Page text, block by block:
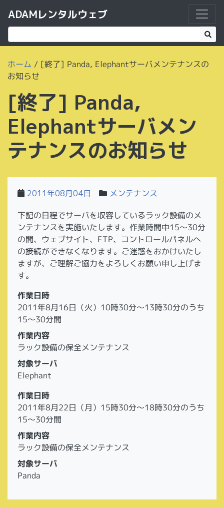
ADAMレンタルウェブ
ホーム / [終了] Panda, Elephantサーバメンテナンスの
お知らせ
[終了] Panda,
Elephantサーバメン
テナンスのお知らせ
2011年08月04日 メンテナンス
下記の日程でサーバを収容しているラック設備のメ
ンテナンスを実施いたします。作業時間中15～30分
の間、ウェブサイト、FTP、コントロールパネルへ
の接続ができなくなります。ご迷惑をおかけいたし
ますが、ご理解ご協力をよろしくお願い申し上げま
す。
作業日時
2011年8月16日（火）10時30分～13時30分のうち
15～30分間
作業内容
ラック設備の保全メンテナンス
対象サーバ
Elephant
作業日時
2011年8月22日（月）15時30分～18時30分のうち
15～30分間
作業内容
ラック設備の保全メンテナンス
対象サーバ
Panda